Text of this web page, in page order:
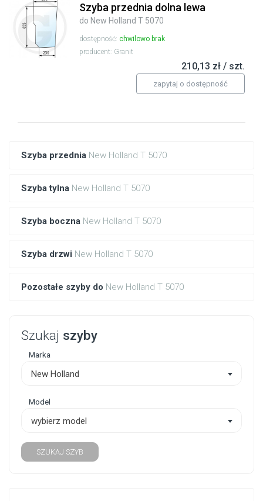
Szyba przednia New Holland T 5070
Szyba tylna New Holland T 5070
Szyba boczna New Holland T 5070
Szyba drzwi New Holland T 5070
Pozostałe szyby do New Holland T 5070
Szukaj szyby
Marka
New Holland
Model
wybierz model
SZUKAJ SZYB
Szyba przednia dolna lewa
do New Holland T 5070
dostępność: chwilowo brak
producent: Granit
210,13 zł / szt.
zapytaj o dostępność